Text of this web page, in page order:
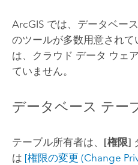
ArcGIS では、データベー
のツールが多数用意され
は、クラウド データ ウェ
ていません。
データベース テー
テーブル所有者は、 [権限]
は [権限の変更 (Change